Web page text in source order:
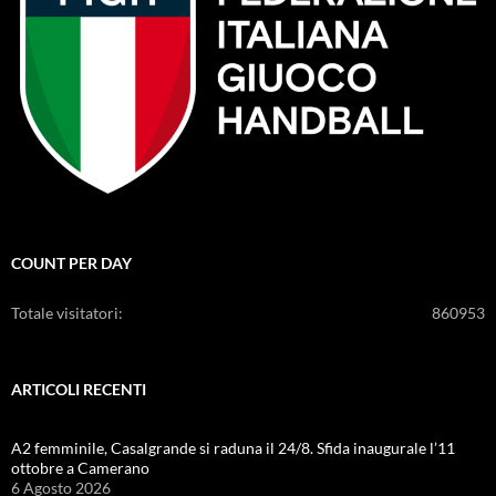
COUNT PER DAY
860953
Totale visitatori:
ARTICOLI RECENTI
A2 femminile, Casalgrande si raduna il 24/8. Sfida inaugurale l’11
ottobre a Camerano
6 Agosto 2026